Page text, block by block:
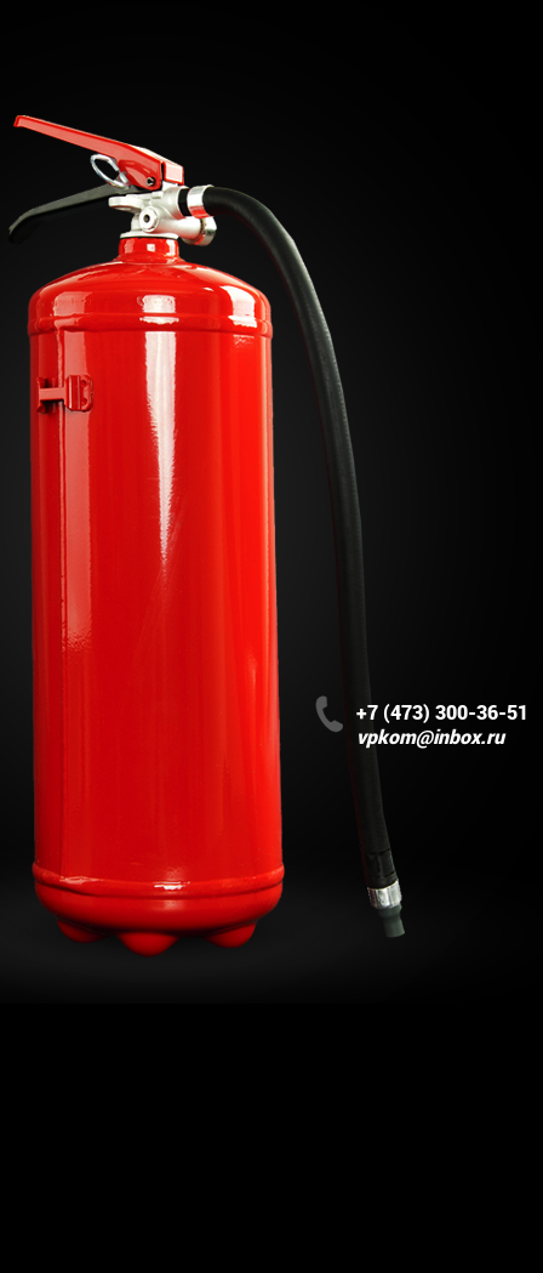
+7 (473) 300-36-51
vpkom@inbox.ru